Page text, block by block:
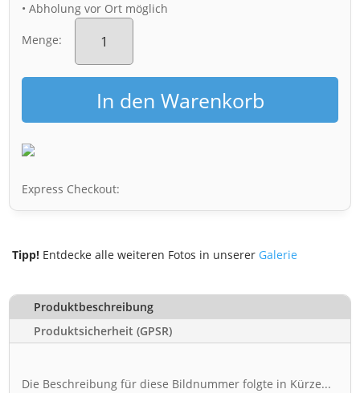
• Abholung vor Ort möglich
Menge:
Acryl
Board
Planetendenkmal
Dresden
MengeIn den Warenkorb
Express Checkout:
Tipp! Entdecke alle weiteren Fotos in unserer Galerie
Produktbeschreibung
Produktsicherheit (GPSR)
Die Beschreibung für diese Bildnummer folgte in Kürze...